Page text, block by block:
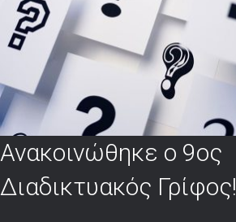
Ανακοινώθηκε ο 9ος
Διαδικτυακός Γρίφος!